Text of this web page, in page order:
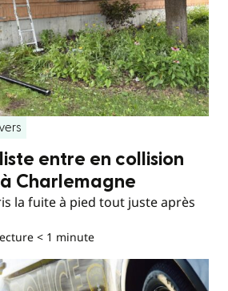
entre en collision
Charlemagne
la fuite à pied tout juste après
< 1 minute